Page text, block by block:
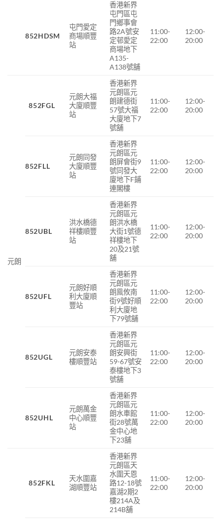
852HDSM
屯門愛定
商場順豐
站
香港新界
屯門區屯
門鄉事會
路2A號安
定邨愛定
商場地下
A135-
A138號舖
11:00-
22:00
12:00-
20:00
元朗
852FGL
元朗大福
大廈順豐
站
香港新界
元朗區元
朗建德街
57號大福
大廈地下7
號舖
11:00-
22:00
12:00-
20:00
852FLL
元朗同發
大廈順豐
站
香港新界
元朗區元
朗屏會街9
號同發大
廈地下F鋪
連閣樓
11:00-
22:00
12:00-
20:00
852UBL
洪水橋德
祥樓順豐
站
香港新界
元朗區元
朗洪水橋
大街1號德
祥樓地下
20及21號
舖
11:00-
22:00
12:00-
20:00
852UFL
元朗好順
利大廈順
豐站
香港新界
元朗區元
朗鳯攸南
街9號好順
利大廈地
下79號舖
11:00-
22:00
12:00-
20:00
852UGL
元朗安泰
樓順豐站
香港新界
元朗區元
朗安興街
59-67號安
泰樓地下3
號舖
11:00-
22:00
12:00-
20:00
852UHL
元朗萬金
中心順豐
站
香港新界
元朗區元
朗水車館
街28號萬
金中心地
下23舖
11:00-
22:00
12:00-
20:00
852FKL
天水圍嘉
湖順豐站
香港新界
元朗區天
水圍天恩
路12-18號
嘉湖2期2
樓214A及
214B舖
11:00-
22:00
12:00-
20:00